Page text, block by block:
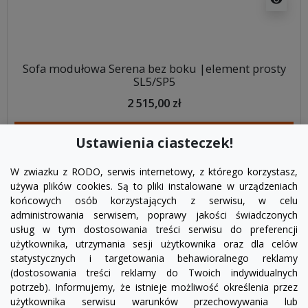
Sofa modułowa Serena bez boku |element prosty
SL5/SP5
2 515,00 zł
FacebookYouTubePinterest
Ustawienia ciasteczek!
W zwiazku z RODO, serwis internetowy, z którego korzystasz,
używa plików cookies. Są to pliki instalowane w urządzeniach
końcowych osób korzystających z serwisu, w celu
administrowania serwisem, poprawy jakości świadczonych
usług w tym dostosowania treści serwisu do preferencji
użytkownika, utrzymania sesji użytkownika oraz dla celów
statystycznych i targetowania behawioralnego reklamy
(dostosowania treści reklamy do Twoich indywidualnych
potrzeb). Informujemy, że istnieje możliwość określenia przez
użytkownika serwisu warunków przechowywania lub